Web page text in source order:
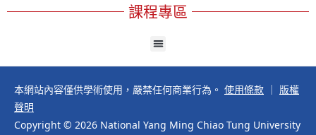
課程專區
本網站內容僅供學術使用，嚴禁任何商業行為。 使用條款
版權
聲明
Copyright © 2026 National Yang Ming Chiao Tung University